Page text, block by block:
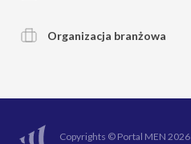
Organizacja branżowa
Copyrights © Portal MEN 2026